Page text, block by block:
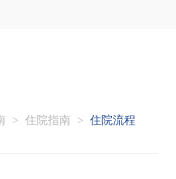
> 住院指南 > 住院流程